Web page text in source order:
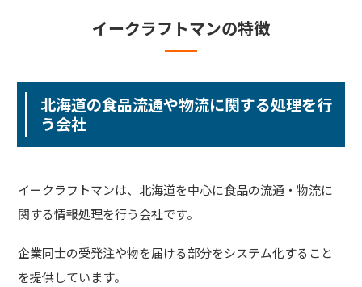
イークラフトマンの特徴
北海道の食品流通や物流に関する処理を行
う会社
イークラフトマンは、北海道を中心に食品の流通・物流に
関する情報処理を行う会社です。
企業同士の受発注や物を届ける部分をシステム化すること
を提供しています。